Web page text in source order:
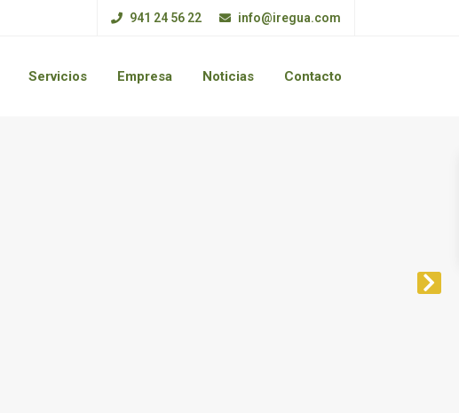
941 24 56 22 info@iregua.com
Servicios Empresa Noticias Contacto